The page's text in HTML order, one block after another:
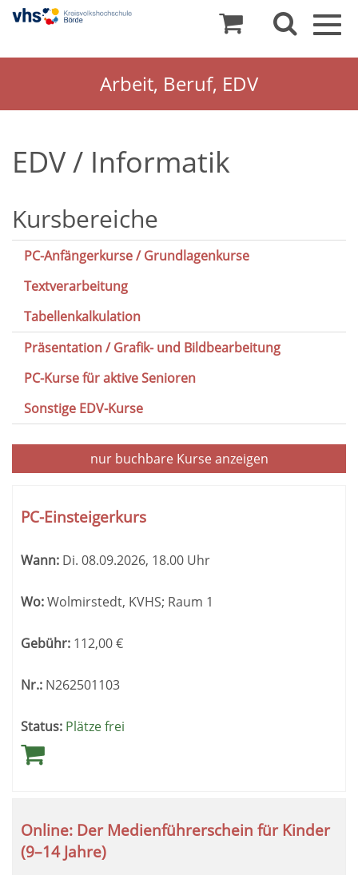
Arbeit, Beruf, EDV
EDV / Informatik
Kursbereiche
PC-Anfängerkurse / Grundlagenkurse
Textverarbeitung
Tabellenkalkulation
Präsentation / Grafik- und Bildbearbeitung
PC-Kurse für aktive Senioren
Sonstige EDV-Kurse
nur buchbareKurse anzeigen
Tabellenüberschriften
können
werden.
PC-Einsteigerkurs
Wann: Di. 08.09.2026, 18.00 Uhr
Wo:Wolmirstedt, KVHS; Raum 1
Gebühr: 112,00€
Nr.: N262501103
Status: Plätze frei
Online: Der Medienführerschein für Kinder
(9–14 Jahre)